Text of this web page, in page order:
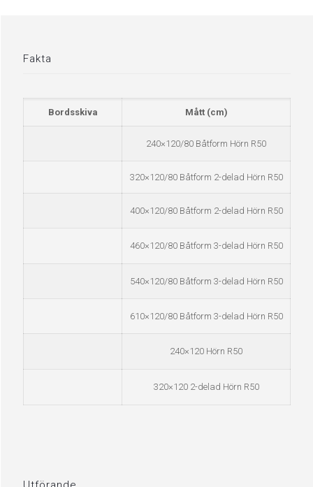
Fakta
Bordsskiva Mått (cm)
240×120/80 Båtform Hörn R50
320×120/80 Båtform 2-delad Hörn R50
400×120/80 Båtform 2-delad Hörn R50
460×120/80 Båtform 3-delad Hörn R50
540×120/80 Båtform 3-delad Hörn R50
610×120/80 Båtform 3-delad Hörn R50
240×120 Hörn R50
320×120 2-delad Hörn R50